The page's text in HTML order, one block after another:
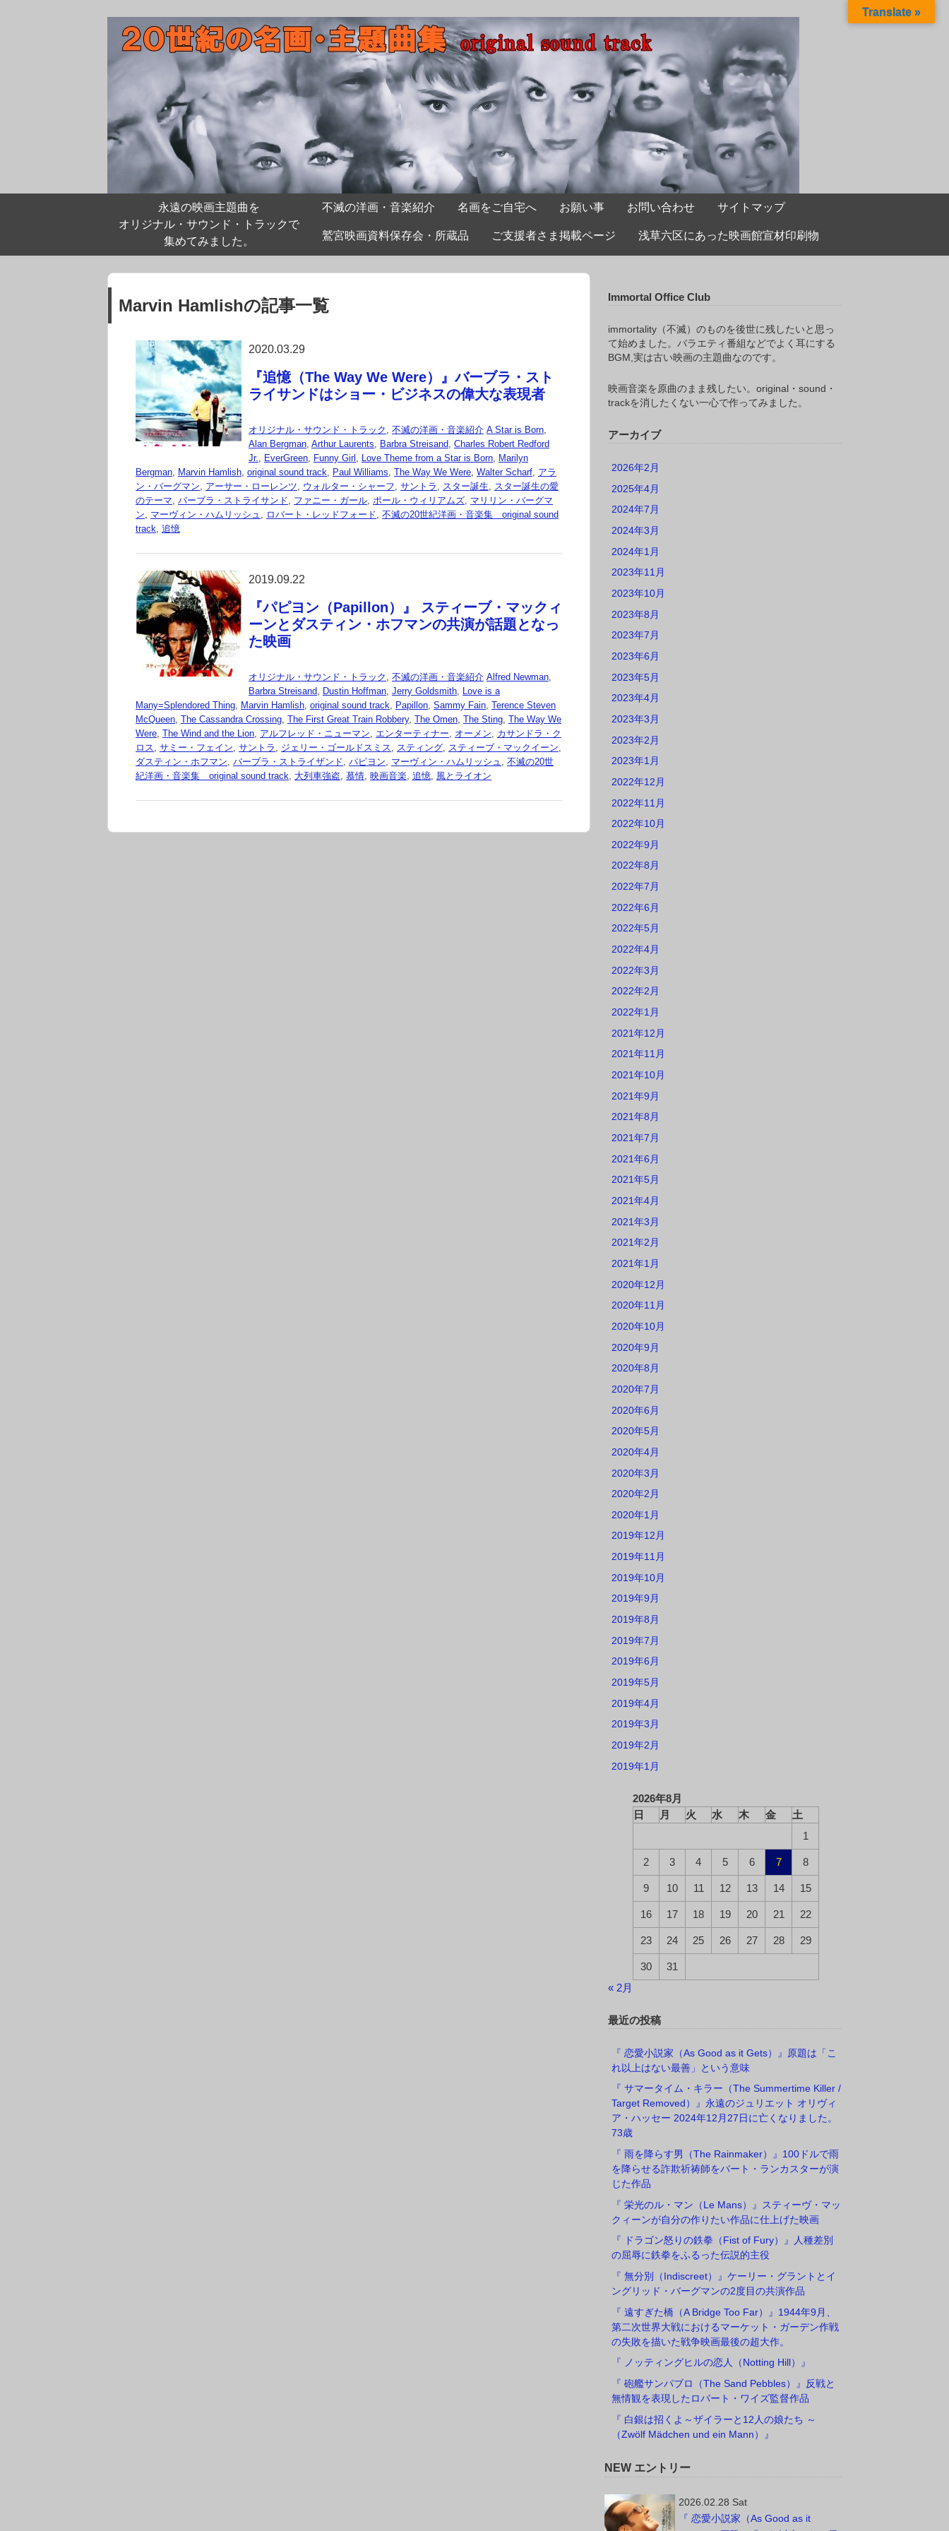
永遠の映画主題曲を
オリジナル・サウンド・トラックで
集めてみました。
不滅の洋画・音楽紹介 名画をご自宅へ お願い事 お問い合わせ サイトマップ
鷲宮映画資料保存会・所蔵品 ご支援者さま掲載ページ 浅草六区にあった映画館宣材印刷物
Marvin Hamlishの記事一覧
2020.03.29
『追憶（The Way We Were）』バーブラ・スト
ライサンドはショー・ビジネスの偉大な表現者
オリジナル・サウンド・トラック , 不滅の洋画・音楽紹介 A Star is Born,
Alan Bergman, Arthur Laurents, Barbra Streisand, Charles Robert Redford
Jr., EverGreen, Funny Girl , Love Theme from a Star is Born, Marilyn
Bergman, Marvin Hamlish, original sound track, Paul Williams, The Way We Were, Walter Scharf, アラ
ン・バーグマン, アーサー・ローレンツ, ウォルター・シャーフ, サントラ , スター誕生, スター誕生の愛
のテーマ, バーブラ・ストライサンド, ファニー・ガール, ポール・ウィリアムズ, マリリン・バーグマ
ン, マーヴィン・ハムリッシュ , ロバート・レッドフォード, 不滅の20世紀洋画・音楽集 original sound
track, 追憶
2019.09.22
『パピヨン（Papillon）』 スティーブ・マックィ
ーンとダスティン・ホフマンの共演が話題となっ
た映画
オリジナル・サウンド・トラック , 不滅の洋画・音楽紹介 Alfred Newman,
Barbra Streisand, Dustin Hoffman, Jerry Goldsmith, Love is a
Many=Splendored Thing, Marvin Hamlish, original sound track, Papillon, Sammy Fain, Terence Steven
McQueen, The Cassandra Crossing, The First Great Train Robbery, The Omen, The Sting, The Way We
Were, The Wind and the Lion, アルフレッド・ニューマン, エンターティナー, オーメン, カサンドラ・ク
ロス, サミー・フェイン, サントラ , ジェリー・ゴールドスミス, スティング, スティーブ・マックイーン,
ダスティン・ホフマン, バーブラ・ストライザンド, パピヨン, マーヴィン・ハムリッシュ , 不滅の20世
紀洋画・音楽集 original sound track, 大列車強盗, 慕情, 映画音楽, 追憶, 風とライオン
Immortal Office Club
immortality（不滅）のものを後世に残したいと思っ
て始めました。バラエティ番組などでよく耳にする
BGM,実は古い映画の主題曲なのです。
映画音楽を原曲のまま残したい。original・sound・
trackを消したくない一心で作ってみました。
アーカイブ
2026年2月
2025年4月
2024年7月
2024年3月
2024年1月
2023年11月
2023年10月
2023年8月
2023年7月
2023年6月
2023年5月
2023年4月
2023年3月
2023年2月
2023年1月
2022年12月
2022年11月
2022年10月
2022年9月
2022年8月
2022年7月
2022年6月
2022年5月
2022年4月
2022年3月
2022年2月
2022年1月
2021年12月
2021年11月
2021年10月
2021年9月
2021年8月
2021年7月
2021年6月
2021年5月
2021年4月
2021年3月
2021年2月
2021年1月
2020年12月
2020年11月
2020年10月
2020年9月
2020年8月
2020年7月
2020年6月
2020年5月
2020年4月
2020年3月
2020年2月
2020年1月
2019年12月
2019年11月
2019年10月
2019年9月
2019年8月
2019年7月
2019年6月
2019年5月
2019年4月
2019年3月
2019年2月
2019年1月
2026年8月
日
月 火 水 木 金
土
1
2 3 4 5 6 7 8
9 10 11 12 13 14 15
16 17 18 19 20 21 22
23 24 25 26 27 28 29
30
31
« 2月
最近の投稿
『 恋愛小説家（As Good as it Gets）』原題は「こ
れ以上はない最善」という意味
『 サマータイム・キラー（The Summertime Killer /
Target Removed）』永遠のジュリエット オリヴィ
ア・ハッセー 2024年12月27日に亡くなりました。
73歳
『 雨を降らす男（The Rainmaker）』100ドルで雨
を降らせる詐欺祈祷師をバート・ランカスターが演
じた作品
『 栄光のル・マン（Le Mans）』スティーヴ・マッ
クィーンが自分の作りたい作品に仕上げた映画
『 ドラゴン怒りの鉄拳（Fist of Fury）』人種差別
の屈辱に鉄拳をふるった伝説的主役
『 無分別（Indiscreet）』ケーリー・グラントとイ
ングリッド・バーグマンの2度目の共演作品
『 遠すぎた橋（A Bridge Too Far）』1944年9月、
第二次世界大戦におけるマーケット・ガーデン作戦
の失敗を描いた戦争映画最後の超大作。
『 ノッティングヒルの恋人（Notting Hill）』
『 砲艦サンパブロ（The Sand Pebbles）』反戦と
無情観を表現したロバート・ワイズ監督作品
『 白銀は招くよ～ザイラーと12人の娘たち ～
（Zwölf Mädchen und ein Mann）』
NEW エントリー
2026.02.28 Sat
『 恋愛小説家（As Good as it
Translate »